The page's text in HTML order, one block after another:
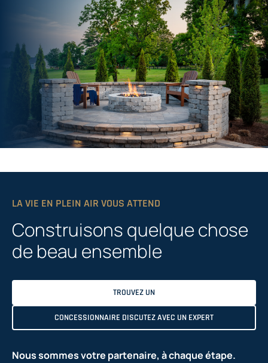
LA VIE EN PLEIN AIR VOUS ATTEND
Construisons quelque chose
de beau ensemble
TROUVEZ UN
CONCESSIONNAIRE DISCUTEZ AVEC UN EXPERT
Nous sommes votre partenaire, à chaque étape.